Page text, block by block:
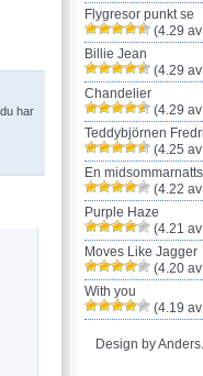
har
Flygresor punkt se
(4.29
Billie Jean
(4.29
Chandelier
(4.29
Teddybjörnen
(4.25
En
(4.22
Purple Haze
(4.21
Moves Like Jagger
(4.20
With you
(4.19
Design by Anders.